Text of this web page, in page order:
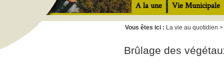
A la une Vie Municipale
Vous êtes ici : La vie au quotidien
Brûlage des